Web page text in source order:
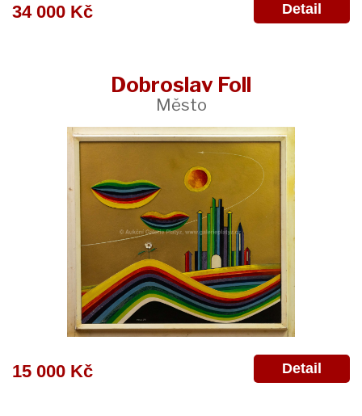
34 000 Kč Detail
Dobroslav Foll
Město
15 000 Kč Detail